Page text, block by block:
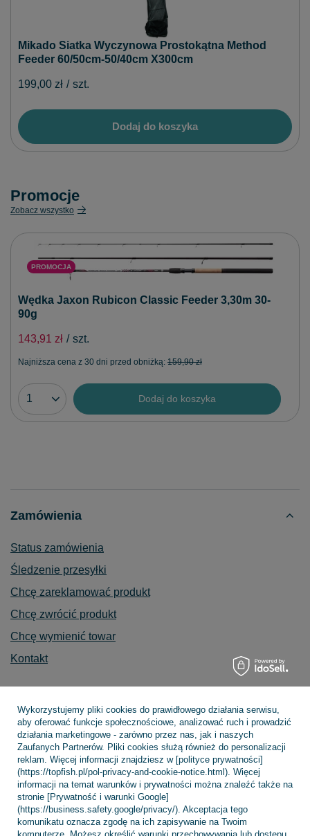
Mikado Siatka Wyczynowa Prostokątna Method
Feeder 60/50cm-50/40cm X300cm
199,00 zł / szt.
Dodaj do koszyka
Promocje
Zobacz wszystko
PROMOCJA
Wędka Jaxon Rubicon Classic Feeder 3,30m 30-
90g
143,91 zł / szt.
Najniższa cena z 30 dni przed obniżką: 159,90 zł
Dodaj do koszyka
Zamówienia
Status zamówienia
Śledzenie przesyłki
Chcę zareklamować produkt
Chcę zwrócić produkt
Chcę wymienić towar
Kontakt
Konto
Regulaminy
INFORMACJE
Wykorzystujemy pliki cookies do prawidłowego działania serwisu,
aby oferować funkcje społecznościowe, analizować ruch i prowadzić
działania marketingowe - zarówno przez nas, jak i naszych
Zaufanych Partnerów. Pliki cookies służą również do personalizacji
reklam. Więcej informacji znajdziesz w [polityce prywatności]
(https://topfish.pl/pol-privacy-and-cookie-notice.html). Więcej
informacji na temat warunków i prywatności można znaleźć także na
stronie [Prywatność i warunki Google]
(https://business.safety.google/privacy/). Akceptacja tego
komunikatu oznacza zgodę na ich zapisywanie na Twoim